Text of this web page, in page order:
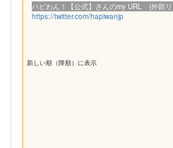
ハピわん！【公式】さんのmy URL (外部
https://twitter.com/hapiwanjp
新しい順（降順）に表示